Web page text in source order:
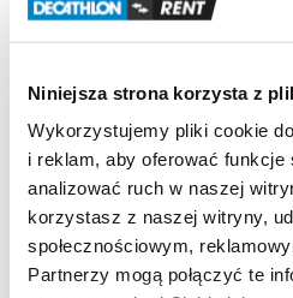
Niniejsza strona korzysta z
Wykorzystujemy pliki cookie
i reklam, aby oferować funkcje
analizować ruch w naszej
korzystasz z naszej witryny,
społecznościowym,
Partnerzy mogą połączyć te
Regulamin wypożyczalni
Pro vypůjčení není potřeba
Sleva za den půjčky začíná